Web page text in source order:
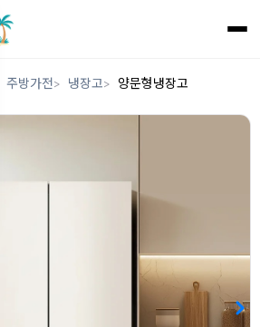
주방가전 냉장고 양문형냉장고